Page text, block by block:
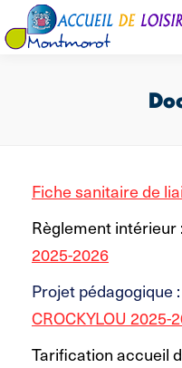
Fiche sanitaire de
Règlement intérieur :
2025-2026
Projet pédagogique :
CROCKYLOU 2025-
Tarification accueil